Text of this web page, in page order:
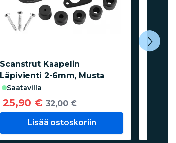
Scanstrut Kaapelin
Läpivienti 2-6mm, Musta
saatavilla
25,90 € 32,00 €
Lisää ostoskoriin